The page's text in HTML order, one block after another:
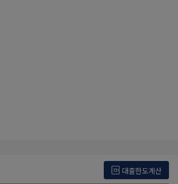
대출한도계산